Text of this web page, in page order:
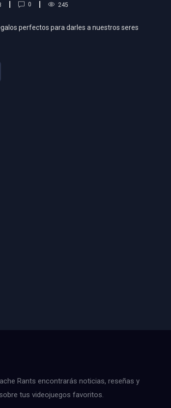
0 245
perfectos para darles a nuestros seres
Rants encontrarás noticias, reseñas y
tus videojuegos favoritos.